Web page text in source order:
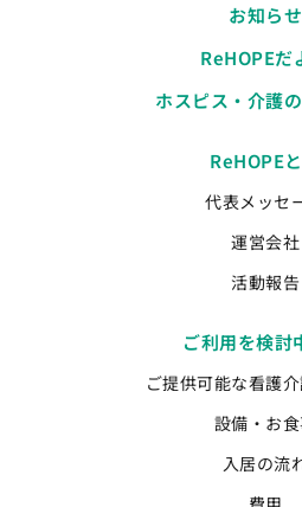
お知らせ
ReHOPEだ
ホスピス・介護
ReHOPE
代表メッセ
運営会社
活動報告
ご利用を検討
ご提供可能な看護
設備・お
入居の流